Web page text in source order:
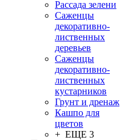
Рассада зелени
Саженцы
декоративно-
лиственных
деревьев
Саженцы
декоративно-
лиственных
кустарников
Грунт и дренаж
Кашпо для
цветов
+ ЕЩЕ 3